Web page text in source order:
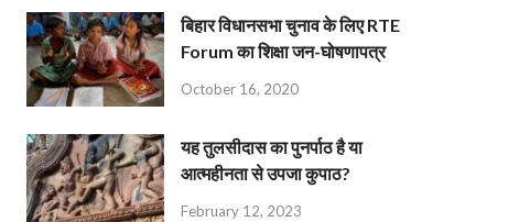
बिहार विधानसभा चुनाव के लिए RTE
Forum का शिक्षा जन-घोषणापत्र
October 16, 2020
यह तुलसीदास का पुनर्पाठ है या
आत्महीनता से उपजा कुपाठ?
February 12, 2023